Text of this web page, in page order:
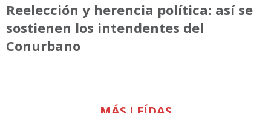
Reelección y herencia política: así se
sostienen los intendentes del
Conurbano